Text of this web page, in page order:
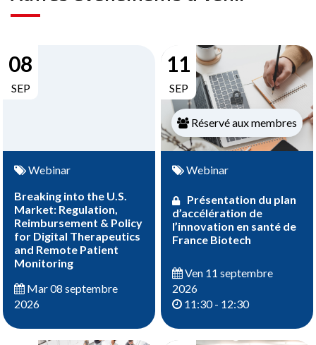
08
SEP
Webinar
Breaking into the U.S.
Market: Regulation,
Reimbursement & Policy
for Digital Therapeutics
and Remote Patient
Monitoring
Mar 08 septembre
2026
11
SEP
Réservé aux membres
Webinar
Présentation du plan
d’accélération de
l’innovation en santé de
France Biotech
Ven 11 septembre
2026
11:30 - 12:30